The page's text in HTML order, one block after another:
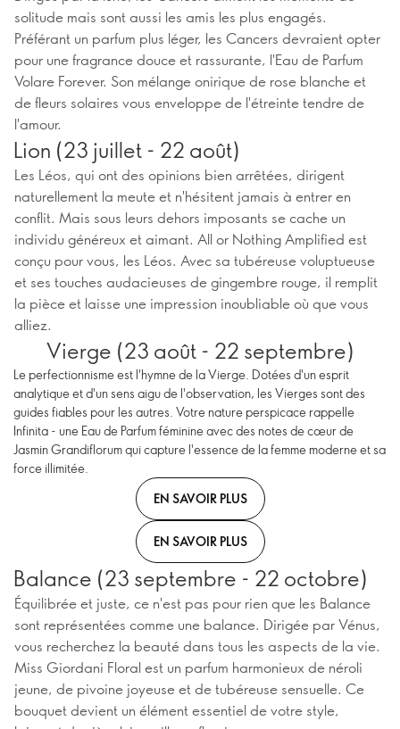
solitude mais sont aussi les amis les plus engagés.
Préférant un parfum plus léger, les Cancers devraient opter
pour une fragrance douce et rassurante, l'Eau de Parfum
Volare Forever. Son mélange onirique de rose blanche et
de fleurs solaires vous enveloppe de l'étreinte tendre de
l'amour.
Lion (23 juillet - 22 août)
Les Léos, qui ont des opinions bien arrêtées, dirigent
naturellement la meute et n'hésitent jamais à entrer en
conflit. Mais sous leurs dehors imposants se cache un
individu généreux et aimant. All or Nothing Amplified est
conçu pour vous, les Léos. Avec sa tubéreuse voluptueuse
et ses touches audacieuses de gingembre rouge, il remplit
la pièce et laisse une impression inoubliable où que vous
alliez.
Vierge (23 août - 22 septembre)
Le perfectionnisme est l'hymne de la Vierge. Dotées d'un esprit
analytique et d'un sens aigu de l'observation, les Vierges sont des
guides fiables pour les autres. Votre nature perspicace rappelle
Infinita - une Eau de Parfum féminine avec des notes de cœur de
Jasmin Grandiflorum qui capture l'essence de la femme moderne et sa
force illimitée.
EN SAVOIR PLUS
EN SAVOIR PLUS
Balance (23 septembre - 22 octobre)
Équilibrée et juste, ce n'est pas pour rien que les Balance
sont représentées comme une balance. Dirigée par Vénus,
vous recherchez la beauté dans tous les aspects de la vie.
Miss Giordani Floral est un parfum harmonieux de néroli
jeune, de pivoine joyeuse et de tubéreuse sensuelle. Ce
bouquet devient un élément essentiel de votre style,